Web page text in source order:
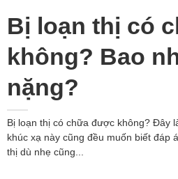
Bị loạn thị có
không? Bao
nặng?
Bị loạn thị có chữa được không? Đây
khúc xạ này cũng đều muốn biết đáp
thị dù nhẹ cũng...